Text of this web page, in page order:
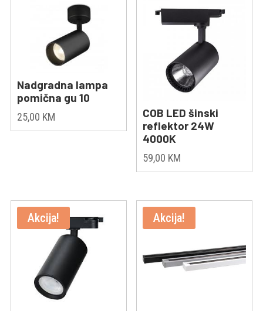
Nadgradna lampa
pomična gu 10
25,00 KM
COB LED šinski
reflektor 24W
4000K
59,00 KM
Akcija! Akcija!